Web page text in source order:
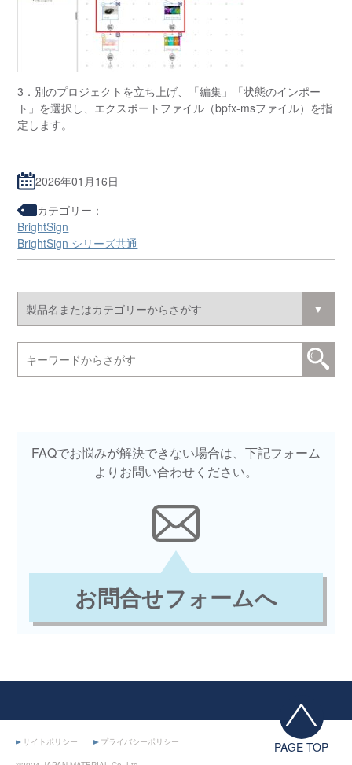
3．別のプロジェクトを立ち上げ、「編集」「状態のインポー
ト」を選択し、エクスポートファイル（bpfx-msファイル）を指
定します。
2026年01月16日
カテゴリー：
BrightSign
BrightSign シリーズ共通
FAQでお悩みが解決できない場合は、下記フォーム
よりお問い合わせください。
お問合せフォームへ
PAGE TOP
サイトポリシー プライバシーポリシー